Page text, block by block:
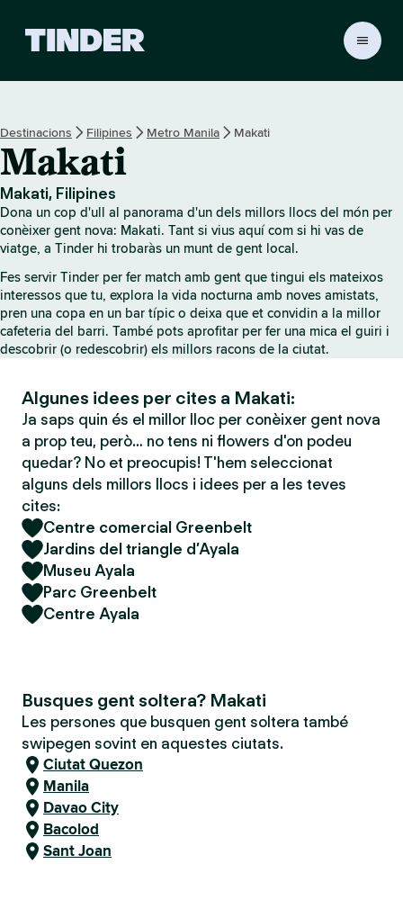
r
c
i
Destinacions Filipines Metro Manila Makati
Makati
Makati, Filipines
Dona un cop d'ull al panorama d'un dels millors llocs del món per
conèixer gent nova: Makati. Tant si vius aquí com si hi vas de
viatge, a Tinder hi trobaràs un munt de gent local.
Fes servir Tinder per fer match amb gent que tingui els mateixos
interessos que tu, explora la vida nocturna amb noves amistats,
pren una copa en un bar típic o deixa que et convidin a la millor
cafeteria del barri. També pots aprofitar per fer una mica el guiri i
descobrir (o redescobrir) els millors racons de la ciutat.
Algunes idees per cites a Makati:
Ja saps quin és el millor lloc per conèixer gent nova
a prop teu, però… no tens ni flowers d'on podeu
quedar? No et preocupis! T'hem seleccionat
alguns dels millors llocs i idees per a les teves
cites:
Centre comercial Greenbelt
Jardins del triangle d’Ayala
Museu Ayala
Parc Greenbelt
Centre Ayala
Busques gent soltera? Makati
Les persones que busquen gent soltera també
swipegen sovint en aquestes ciutats.
Ciutat Quezon
Manila
Davao City
Bacolod
Sant Joan